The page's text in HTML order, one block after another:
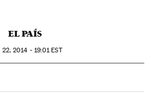
EL PAÍS
22, 2014 - 19:01EST
Redes Sociales